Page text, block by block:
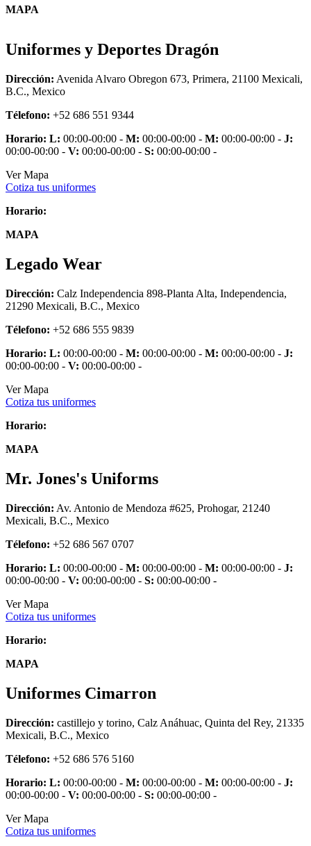
MAPA
Uniformes y Deportes Dragón
Dirección: Avenida Alvaro Obregon 673, Primera, 21100 Mexicali,
B.C., Mexico
Télefono: +52 686 551 9344
Horario: L: 00:00-00:00 - M: 00:00-00:00 - M: 00:00-00:00 - J:
00:00-00:00 - V: 00:00-00:00 - S: 00:00-00:00 -
Ver Mapa
Cotiza tus uniformes
Horario:
MAPA
Legado Wear
Dirección: Calz Independencia 898-Planta Alta, Independencia,
21290 Mexicali, B.C., Mexico
Télefono: +52 686 555 9839
Horario: L: 00:00-00:00 - M: 00:00-00:00 - M: 00:00-00:00 - J:
00:00-00:00 - V: 00:00-00:00 -
Ver Mapa
Cotiza tus uniformes
Horario:
MAPA
Mr. Jones's Uniforms
Dirección: Av. Antonio de Mendoza #625, Prohogar, 21240
Mexicali, B.C., Mexico
Télefono: +52 686 567 0707
Horario: L: 00:00-00:00 - M: 00:00-00:00 - M: 00:00-00:00 - J:
00:00-00:00 - V: 00:00-00:00 - S: 00:00-00:00 -
Ver Mapa
Cotiza tus uniformes
Horario:
MAPA
Uniformes Cimarron
Dirección: castillejo y torino, Calz Anáhuac, Quinta del Rey, 21335
Mexicali, B.C., Mexico
Télefono: +52 686 576 5160
Horario: L: 00:00-00:00 - M: 00:00-00:00 - M: 00:00-00:00 - J:
00:00-00:00 - V: 00:00-00:00 - S: 00:00-00:00 -
Ver Mapa
Cotiza tus uniformes